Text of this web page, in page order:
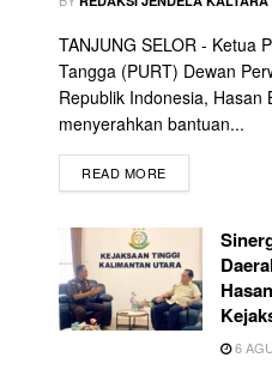
TANJUNG SELOR - Ketua
Tangga (PURT) Dewan
Republik Indonesia, Hasan
menyerahkan bantuan...
READ MORE
6